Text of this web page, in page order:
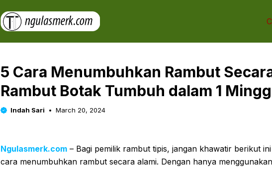
5 Cara Menumbuhkan Rambut
Rambut Botak Tumbuh dalam 1
Indah Sari March 20, 2024
Ngulasmerk.com – Bagi pemilik rambut tipis, jangan khawatir berikut
cara menumbuhkan rambut secara alami. Dengan hanya